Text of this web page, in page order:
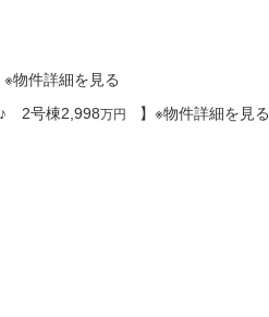
※物件詳細を見る
♪ 2号棟2,998万円 】※物件詳細を見る